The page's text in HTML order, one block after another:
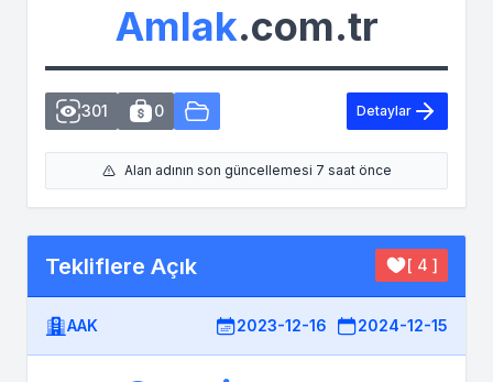
Amlak.com.tr
301 0 Detaylar
Alan adının son güncellemesi 7 saat önce
Tekliflere Açık [ 4 ]
AAK 2023-12-16 2024-12-15